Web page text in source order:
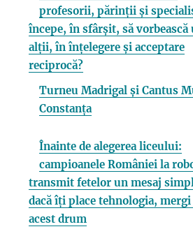
profesorii, părinții și
începe, în sfârșit, să vorbească
alții, în înțelegere și acceptare
reciprocă?
Turneu Madrigal și Cantus
Constanța
Înainte de alegerea liceului:
campioanele României la
transmit fetelor un mesaj
dacă îți place tehnologia, mergi
acest drum